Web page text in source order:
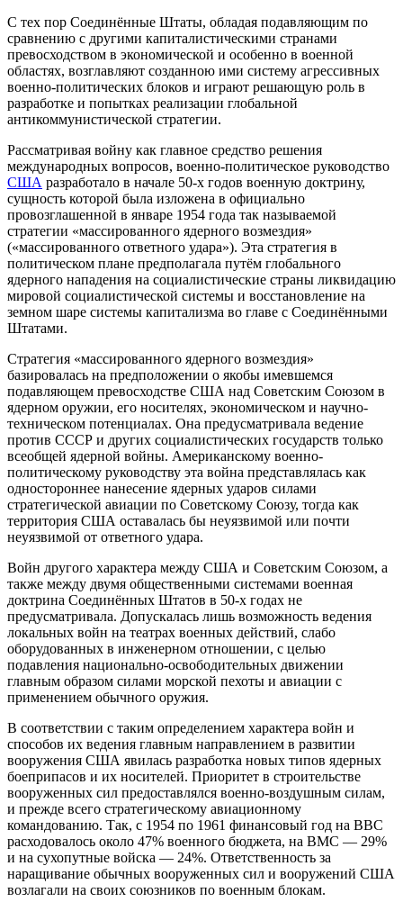
С тех пор Соединённые Штаты, обладая подавляющим по
сравнению с другими капиталистическими странами
превосходством в экономической и особенно в военной
областях, возглавляют созданною ими систему агрессивных
военно-политических блоков и играют решающую роль в
разработке и попытках реализации глобальной
антикоммунистической стратегии.
Рассматривая войну как главное средство решения
международных вопросов, военно-политическое руководство
США разработало в начале 50-х годов военную доктрину,
сущность которой была изложена в официально
провозглашенной в январе 1954 года так называемой
стратегии «массированного ядерного возмездия»
(«массированного ответного удара»). Эта стратегия в
политическом плане предполагала путём глобального
ядерного нападения на социалистические страны ликвидацию
мировой социалистической системы и восстановление на
земном шаре системы капитализма во главе с Соединёнными
Штатами.
Стратегия «массированного ядерного возмездия»
базировалась на предположении о якобы имевшемся
подавляющем превосходстве США над Советским Союзом в
ядерном оружии, его носителях, экономическом и научно-
техническом потенциалах. Она предусматривала ведение
против СССР и других социалистических государств только
всеобщей ядерной войны. Американскому военно-
политическому руководству эта война представлялась как
одностороннее нанесение ядерных ударов силами
стратегической авиации по Советскому Союзу, тогда как
территория США оставалась бы неуязвимой или почти
неуязвимой от ответного удара.
Войн другого характера между США и Советским Союзом, а
также между двумя общественными системами военная
доктрина Соединённых Штатов в 50-х годах не
предусматривала. Допускалась лишь возможность ведения
локальных войн на театрах военных действий, слабо
оборудованных в инженерном отношении, с целью
подавления национально-освободительных движении
главным образом силами морской пехоты и авиации с
применением обычного оружия.
В соответствии с таким определением характера войн и
способов их ведения главным направлением в развитии
вооружения США явилась разработка новых типов ядерных
боеприпасов и их носителей. Приоритет в строительстве
вооруженных сил предоставлялся военно-воздушным силам,
и прежде всего стратегическому авиационному
командованию. Так, с 1954 по 1961 финансовый год на ВВС
расходовалось около 47% военного бюджета, на ВМС — 29%
и на сухопутные войска — 24%. Ответственность за
наращивание обычных вооруженных сил и вооружений США
возлагали на своих союзников по военным блокам.